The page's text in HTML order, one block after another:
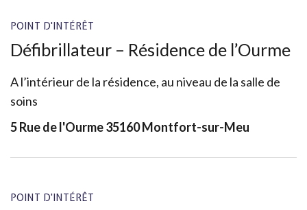
POINT D'INTÉRÊT
Défibrillateur – Résidence de l’Ourme
A l’intérieur de la résidence, au niveau de la salle de
soins
5 Rue de l'Ourme 35160 Montfort-sur-Meu
POINT D'INTÉRÊT